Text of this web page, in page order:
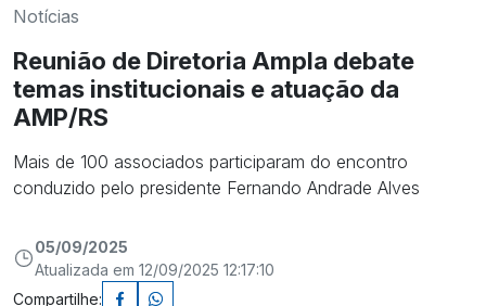
Notícias
Reunião de Diretoria Ampla debate
temas institucionais e atuação da
AMP/RS
Mais de 100 associados participaram do encontro
conduzido pelo presidente Fernando Andrade Alves
05/09/2025
Atualizada em 12/09/2025 12:17:10
Compartilhe: